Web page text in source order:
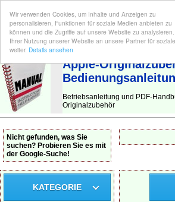
Wir verwenden Cookies, um Inhalte und Anzeigen zu
personalisieren, Funktionen für soziale Medien anbieten zu
können und die Zugriffe auf unsere Website zu
Ihrer Nutzung unserer Website an unsere Partner für
weiter. Details ansehen
BEDIENUNGSANLEITUNG | Hier finden Sie die
Apple-
Betriebsanleitung und PDF-
Originalzubehör
Nicht gefunden, was Sie
suchen? Probieren Sie es mit
der Google-Suche!
KATEGORIE